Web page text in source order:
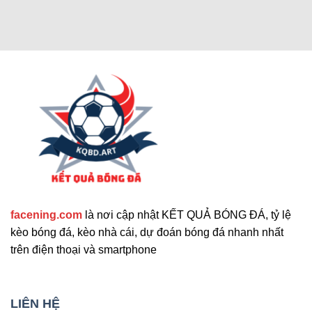
Ngoài các tính năng chính, trang web còn cung
cấp nhiều công cụ hỗ trợ khác. Những tính năng
mở rộng nổi bật mà bạn không nên bỏ qua. Chúng
facening.com là nơi cập nhật KẾT QUẢ BÓNG ĐÁ, tỷ lệ
kèo bóng đá, kèo nhà cái, dự đoán bóng đá nhanh nhất
trên điện thoại và smartphone
LIÊN HỆ